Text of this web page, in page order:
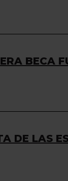
BECA
DE LAS